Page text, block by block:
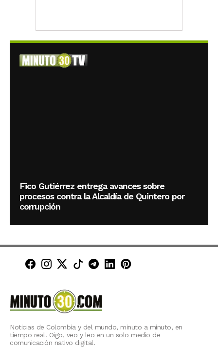
Fico Gutiérrez entrega avances sobre
procesos contra la Alcaldía de Quintero por
corrupción
Minuto30 en Facebook
Minuto30 en Instagram
Minuto30 en X (Twitter)
Minuto30 en TikTok
Canal de Minuto30 en
Minuto30 en LinkedIn
Minuto30 en
Noticias de Colombia y del mundo, minuto a minuto, en
tiempo real. Oigo, veo y leo en un solo medio de
comunicación nativo digital.